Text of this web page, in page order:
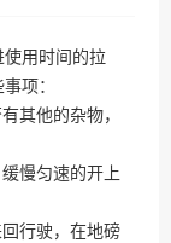
用时间的拉
项：
其他的杂物，
慢匀速的开上
行驶，在地磅